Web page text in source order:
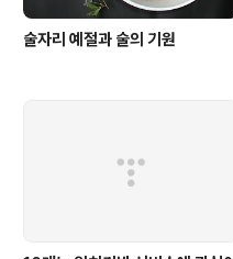
술자리 예절과 술의 기원